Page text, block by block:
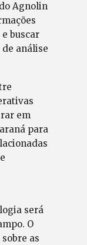
Agnolin
buscar
análise
em
para
será
O
as